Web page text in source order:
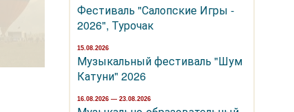
Юбилейный 35 фестиваль народного
творчества и спорта имени Михаила
Евдокимова «Земляки» 2026
Фестиваль "Салопские Игры -
2026", Турочак
15.08.2026
Музыкальный фестиваль "Шум
Катуни" 2026
16.08.2026 — 23.08.2026